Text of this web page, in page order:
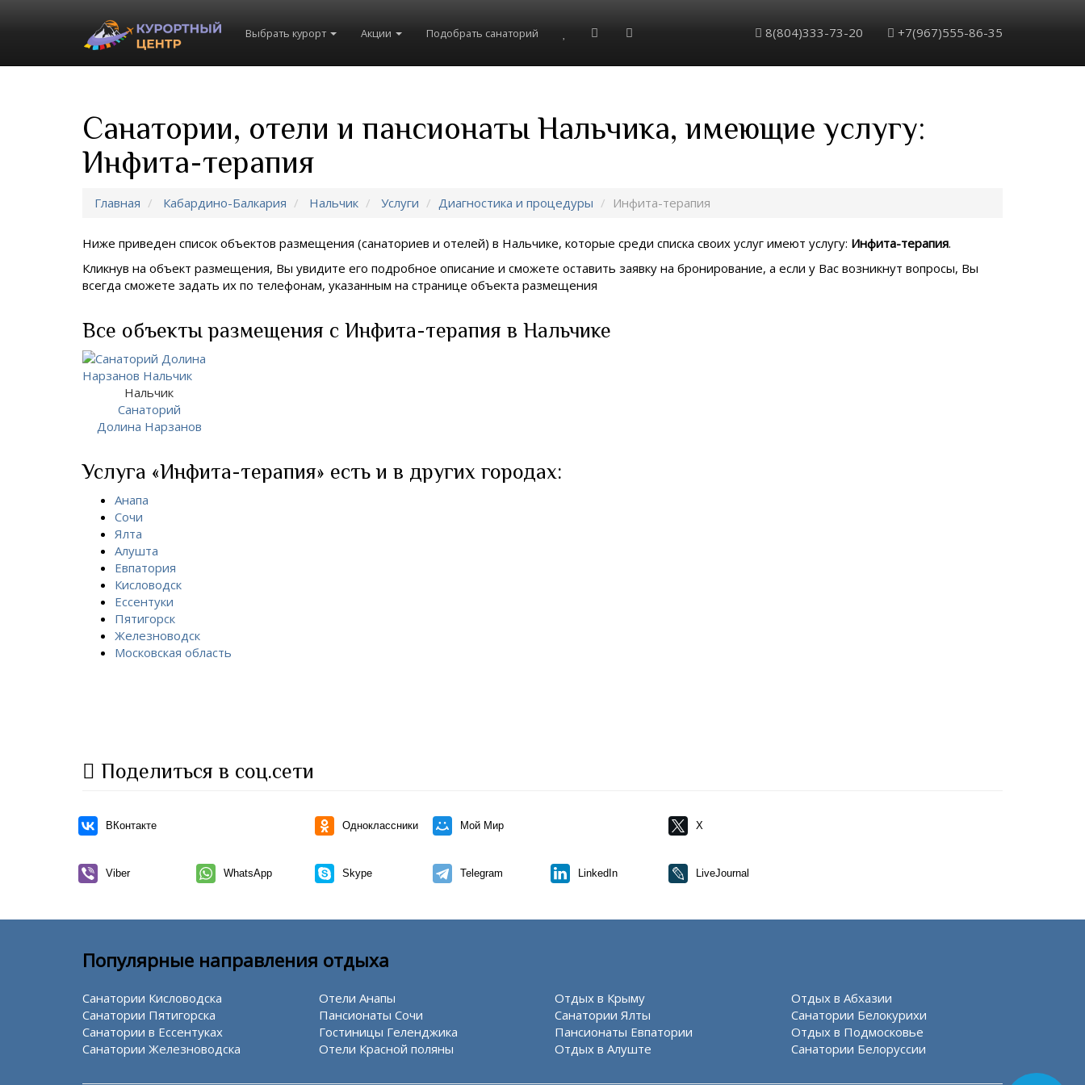
Выбрать курорт Акции Подобрать санаторий 8(804)333-73-20 +7(967)555-86-35
Санатории, отели и пансионаты Нальчика, имеющие услугу:
Инфита-терапия
Главная Кабардино-Балкария Нальчик Услуги Диагностика и процедуры Инфита-терапия
Ниже приведен список объектов размещения (санаториев и отелей) в Нальчике, которые среди списка своих услуг имеют услугу: Инфита-терапия.
Кликнув на объект размещения, Вы увидите его подробное описание и сможете оставить заявку на бронирование, а если у Вас возникнут вопросы, Вы
всегда сможете задать их по телефонам, указанным на странице объекта размещения
Все объекты размещения с Инфита-терапия в Нальчике
Нальчик
Санаторий
Долина Нарзанов
Услуга «Инфита-терапия» есть и в других городах:
Анапа
Сочи
Ялта
Алушта
Евпатория
Кисловодск
Ессентуки
Пятигорск
Железноводск
Московская область
Поделиться в соц.сети
ВКонтакте Одноклассники Мой Мир X
Viber WhatsApp Skype Telegram LinkedIn LiveJournal
Популярные направления отдыха
Санатории Кисловодска
Санатории Пятигорска
Санатории в Ессентуках
Санатории Железноводска
Отели Анапы
Пансионаты Сочи
Гостиницы Геленджика
Отели Красной поляны
Отдых в Крыму
Санатории Ялты
Пансионаты Евпатории
Отдых в Алуште
Отдых в Абхазии
Санатории Белокурихи
Отдых в Подмосковье
Санатории Белоруссии